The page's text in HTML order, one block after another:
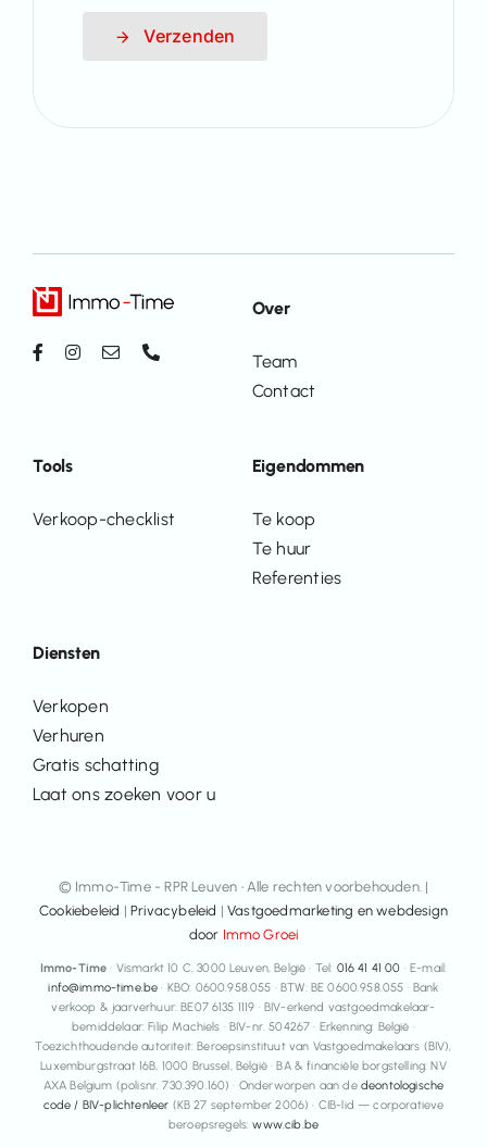
Verzenden
Diensten
Verkopen
Verhuren
Gratis schatting
Laat ons zoeken voor u
Eigendommen
Te koop
Te huur
Referenties
Over
Team
Contact
Tools
Verkoop-checklist
© Immo-Time - RPR Leuven • Alle rechten voorbehouden. |
Cookiebeleid | Privacybeleid |Vastgoedmarketing en webdesign
door Immo Groei
Immo-Time · Vismarkt 10 C, 3000 Leuven, België · Tel: 016 41 41 00 · E-mail:
info@immo-time.be · KBO: 0600.958.055 · BTW: BE 0600.958.055 · Bank
verkoop & jaarverhuur: BE07 6135 1119 · BIV-erkend vastgoedmakelaar-
bemiddelaar: Filip Machiels · BIV-nr. 504267 · Erkenning: België ·
Toezichthoudende autoriteit: Beroepsinstituut van Vastgoedmakelaars (BIV),
Luxemburgstraat 16B, 1000 Brussel, België · BA & financiële borgstelling: NV
AXA Belgium (polisnr. 730.390.160) · Onderworpen aan de deontologische
code / BIV-plichtenleer (KB 27 september 2006) · CIB-lid — corporatieve
beroepsregels:www.cib.be